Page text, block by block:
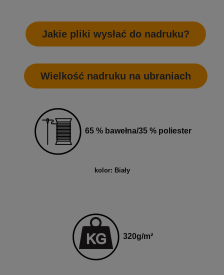
Jakie pliki wysłać do nadruku?
Wielkość nadruku na ubraniach
65 % bawełna/35 % poliester
kolor: Biały
320g/m²